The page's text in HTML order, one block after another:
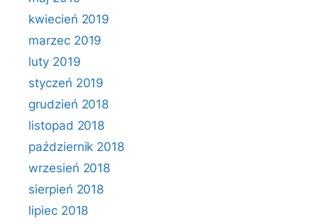
kwiecień 2019
marzec 2019
luty 2019
styczeń 2019
grudzień 2018
listopad 2018
październik 2018
wrzesień 2018
sierpień 2018
lipiec 2018